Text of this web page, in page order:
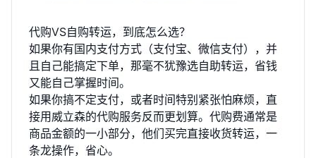
代购VS自购转运，到底怎么选？
如果你有国内支付方式（支付宝、微信支付），并
且自己能搞定下单，那毫不犹豫选自助转运，省钱
又能自己掌握时间。
如果你搞不定支付，或者时间特别紧张怕麻烦，直
接用 威立森的代购服务反而更划算。代购费通常是
商品金额的一小部分，他们买完直接收货转运，一
条龙操作，省心。